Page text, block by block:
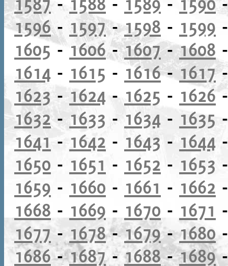
1596- 1597-1598 - 1599
1605- 1606-1607-1608
1614 - 1615 - 1616-1617
1623 -1624 - 1625 - 1626
1632- 1633 - 1634 - 1635
1641 - 1642 - 1643 - 1644
1650 - 1651 - 1652 - 1653
1659 - 1660 - 1661 - 1662
1668 - 1669 - 1670 - 1671
1677- 1678-1679-1680
1686-1687-1688-1689